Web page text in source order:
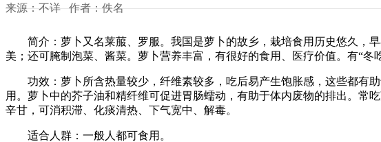
来源：不详 作者：佚名
简介：萝卜又名莱菔、罗服。我国是萝卜的故乡，栽培食用历史悠久，
美；还可腌制泡菜、酱菜。萝卜营养丰富，有很好的食用、医疗价值。有“冬
功效：萝卜所含热量较少，纤维素较多，吃后易产生饱胀感，这些都有
用。萝卜中的芥子油和精纤维可促进胃肠蠕动，有助于体内废物的排出。常
辛甘，可消积滞、化痰清热、下气宽中、解毒。
适合人群：一般人都可食用。